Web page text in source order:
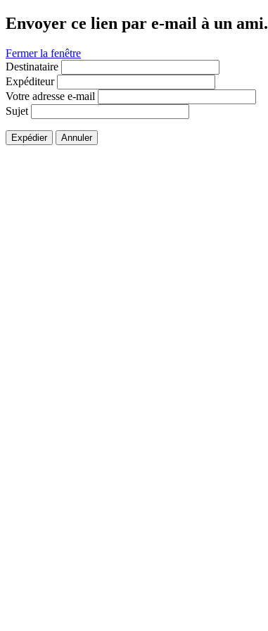
Envoyer ce lien par e-mail à un ami.
Fermer la fenêtre
Destinataire
Expéditeur
Votre adresse e-mail
Sujet
Expédier Annuler